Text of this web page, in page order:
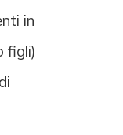
in
figli)